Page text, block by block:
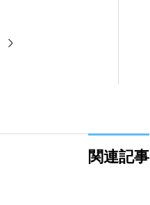
関連記事